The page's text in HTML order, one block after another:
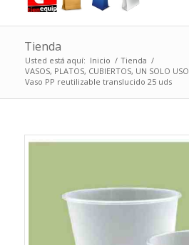
Tienda
Usted está aquí: Inicio / Tienda /
VASOS, PLATOS, CUBIERTOS, UN SOLO USO
Vaso PP reutilizable translucido 25 uds